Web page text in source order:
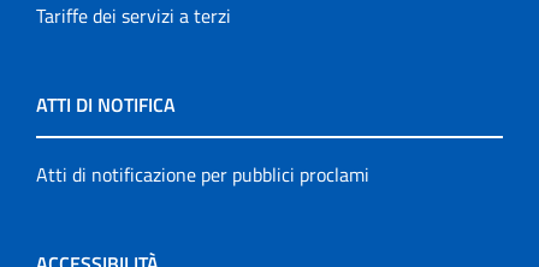
Tariffe dei servizi a terzi
ATTI DI NOTIFICA
Atti di notificazione per pubblici proclami